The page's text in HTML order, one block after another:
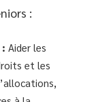
:
Aider les
et les